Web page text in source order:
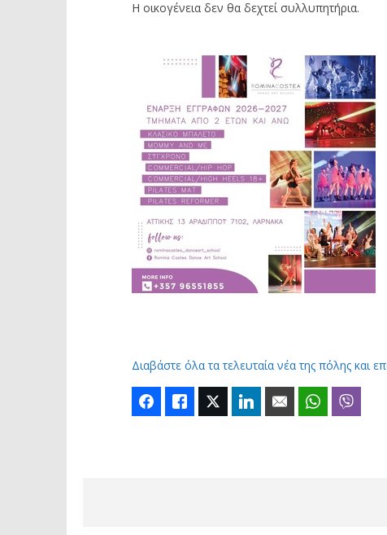
Η οικογένεια δεν θα δεχτεί συλλυπητήρια.
Διαβάστε όλα τα τελευταία νέα της πόλης και
FacebookLike Twitter LinkedIn Email WhatsApp